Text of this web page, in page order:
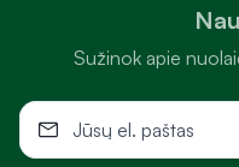
Sužinok apie